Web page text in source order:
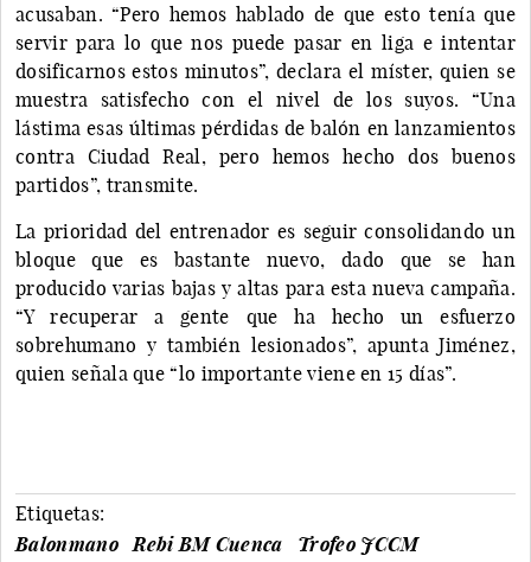
acusaban. “Pero hemos hablado de que esto tenía que
servir para lo que nos puede pasar en liga e intentar
dosificarnos estos minutos”, declara el míster, quien se
muestra satisfecho con el nivel de los suyos. “Una
lástima esas últimas pérdidas de balón en lanzamientos
contra Ciudad Real, pero hemos hecho dos buenos
partidos”, transmite.
La prioridad del entrenador es seguir consolidando un
bloque que es bastante nuevo, dado que se han
producido varias bajas y altas para esta nueva campaña.
“Y recuperar a gente que ha hecho un esfuerzo
sobrehumano y también lesionados”, apunta Jiménez,
quien señala que “lo importante viene en 15 días”.
Etiquetas:
Balonmano
Rebi BM Cuenca Trofeo JCCM